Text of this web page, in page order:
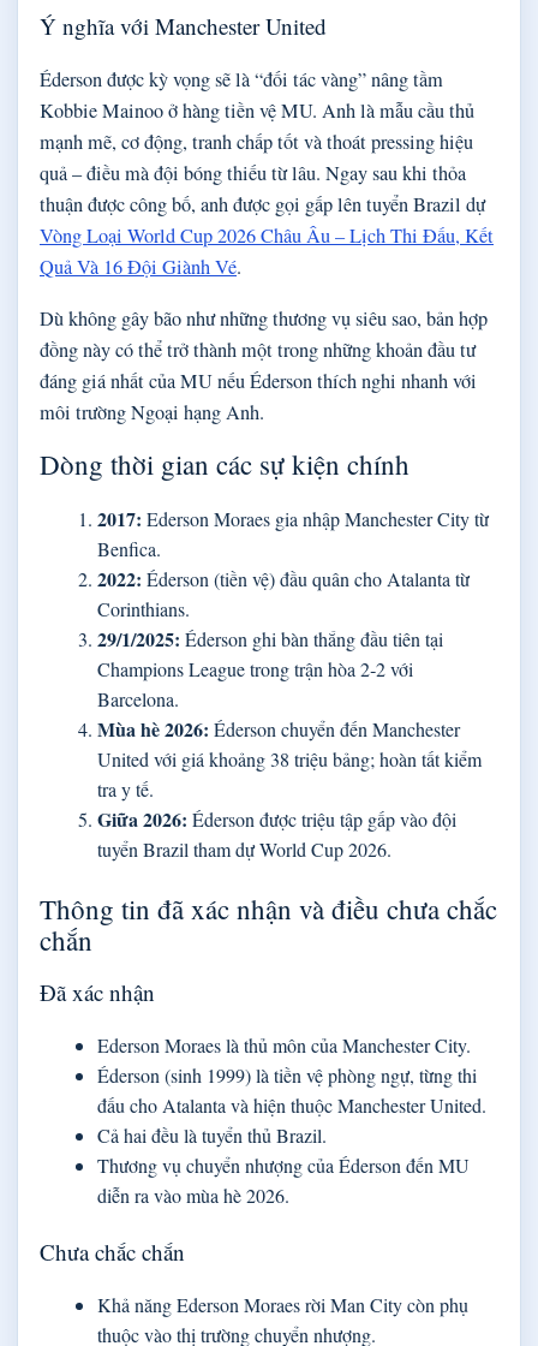
Ý nghĩa với Manchester United
Éderson được kỳ vọng sẽ là “đối tác vàng” nâng tầm
Kobbie Mainoo ở hàng tiền vệ MU. Anh là mẫu cầu thủ
mạnh mẽ, cơ động, tranh chấp tốt và thoát pressing hiệu
quả – điều mà đội bóng thiếu từ lâu. Ngay sau khi thỏa
thuận được công bố, anh được gọi gấp lên tuyển Brazil dự
Vòng Loại World Cup 2026 Châu Âu – Lịch Thi Đấu, Kết
Quả Và 16 Đội Giành Vé.
Dù không gây bão như những thương vụ siêu sao, bản hợp
đồng này có thể trở thành một trong những khoản đầu tư
đáng giá nhất của MU nếu Éderson thích nghi nhanh với
môi trường Ngoại hạng Anh.
Dòng thời gian các sự kiện chính
2017: Ederson Moraes gia nhập Manchester City từ
Benfica.
2022: Éderson (tiền vệ) đầu quân cho Atalanta từ
Corinthians.
29/1/2025: Éderson ghi bàn thắng đầu tiên tại
Champions League trong trận hòa 2‑2 với
Barcelona.
Mùa hè 2026: Éderson chuyển đến Manchester
United với giá khoảng 38 triệu bảng; hoàn tất kiểm
tra y tế.
Giữa 2026: Éderson được triệu tập gấp vào đội
tuyển Brazil tham dự World Cup 2026.
Thông tin đã xác nhận và điều chưa chắc
chắn
Đã xác nhận
Ederson Moraes là thủ môn của Manchester City.
Éderson (sinh 1999) là tiền vệ phòng ngự, từng thi
đấu cho Atalanta và hiện thuộc Manchester United.
Cả hai đều là tuyển thủ Brazil.
Thương vụ chuyển nhượng của Éderson đến MU
diễn ra vào mùa hè 2026.
Chưa chắc chắn
Khả năng Ederson Moraes rời Man City còn phụ
thuộc vào thị trường chuyển nhượng.